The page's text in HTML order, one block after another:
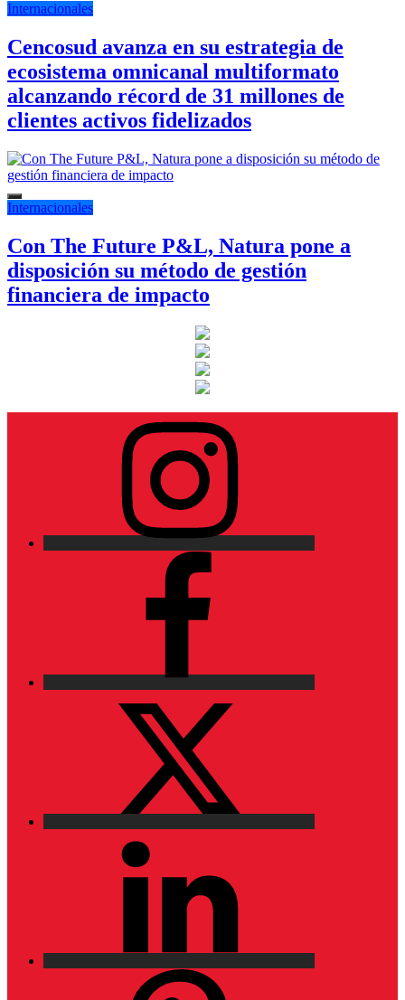
Internacionales
Cencosud avanza en su estrategia de
ecosistema omnicanal multiformato
alcanzando récord de 31 millones de
clientes activos fidelizados
Internacionales
Con The Future P&L, Natura pone a
disposición su método de gestión
financiera de impacto